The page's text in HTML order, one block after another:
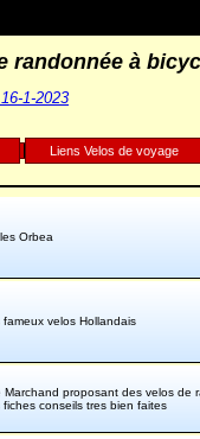
randonnée à
1-2023
Liens Velos de voyage
Orbea
fameux velos Hollandais
Marchand proposant des velos de
fiches conseils tres bien faites